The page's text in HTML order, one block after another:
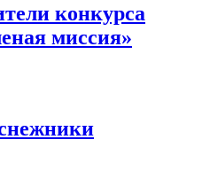
конкурса
миссия»